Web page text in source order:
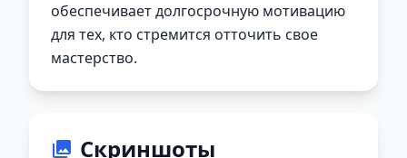
обеспечивает долгосрочную мотивацию
для тех, кто стремится отточить свое
мастерство.
Скриншоты